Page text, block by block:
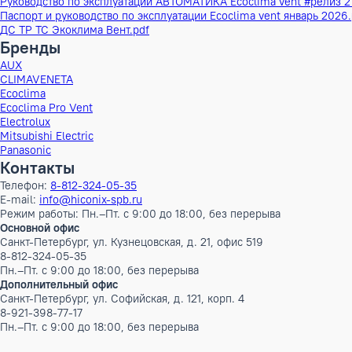
Рекуперация
нет
Тип канала
(круглый/
прямоугольный)
Диаметр
воздуховода
Подключение к
умному дому
Бренд
Наименование
серии
Инверторный
Нет
Документация
Руководство по эксплуатации АВТОМАТИКА Ecoclima vent
Паспорт и руководство по эксплуатации Ecoclima vent
ДС ТР ТС Экоклима Вент.pdf
Бренды
AUX
CLIMAVENETA